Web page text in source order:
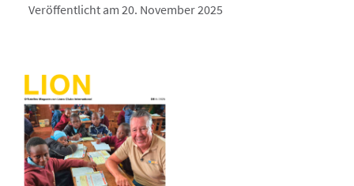
Veröffentlicht am 20. November 2025